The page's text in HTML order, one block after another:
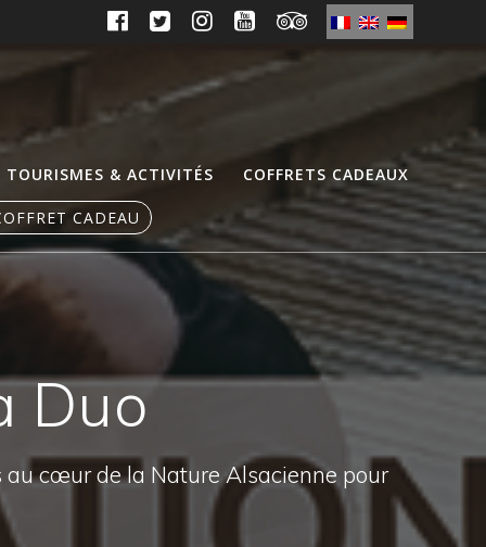
TOURISMES & ACTIVITÉS COFFRETS CADEAUX
CADEAU
Duo
cœur de la Nature Alsacienne pour